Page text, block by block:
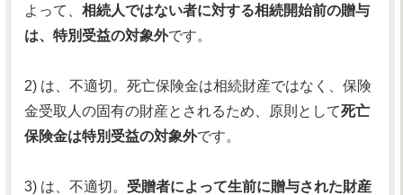
よって、 相続人ではない者に対する相続開始前の贈与
は、特別受益の対象外です。
2) は、不適切。死亡保険金は相続財産ではなく、保険
金受取人の固有の財産とされるため、原則として死亡
保険金は特別受益の対象外です。
3) は、不適切。 受贈者によって生前に贈与された財産